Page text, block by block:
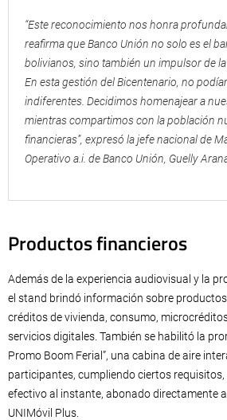
“Este reconocimiento nos honra
reafirma que Banco Unión no solo es el
bolivianos, sino también un impulsor de
En esta gestión del Bicentenario, no
indiferentes. Decidimos homenajear a
mientras compartimos con la población
financieras”, expresó la jefe nacional de
Operativo a.i. de Banco Unión, Guelly
Productos financieros
Además de la experiencia audiovisual y la
el stand brindó información sobre
créditos de vivienda, consumo,
servicios digitales. También se habilitó la
Promo Boom Ferial”, una cabina de aire
participantes, cumpliendo ciertos
efectivo al instante, abonado directamente
UNIMóvil Plus.